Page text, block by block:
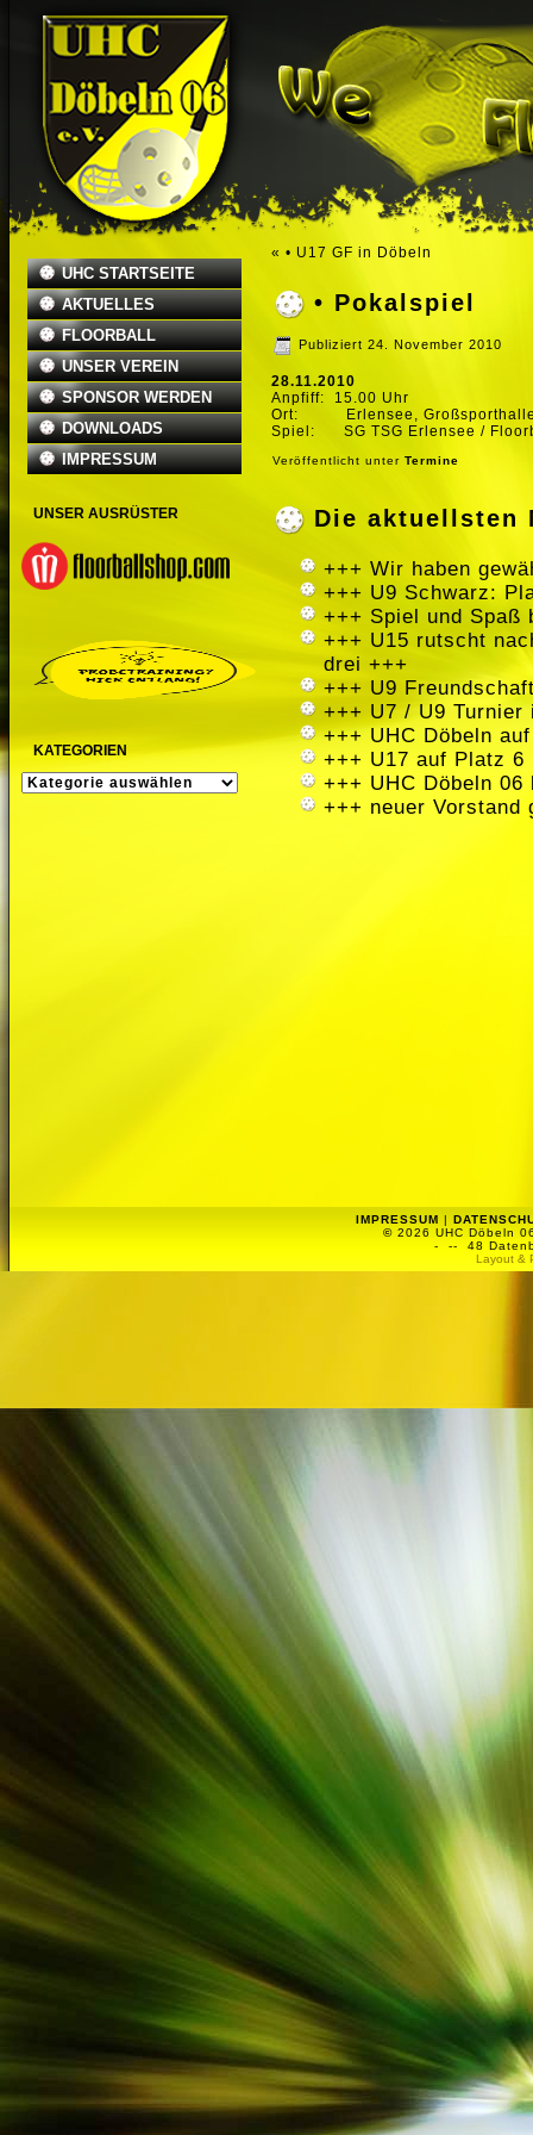
UHC STARTSEITE
AKTUELLES
FLOORBALL
UNSER VEREIN
SPONSOR WERDEN
DOWNLOADS
IMPRESSUM
UNSER AUSRÜSTER
KATEGORIEN
KATEGORIEN
« • U17 GF in Döbeln
• Pokalspiel
Publiziert 24. November 2010
28.11.2010
Anpfiff: 15.00 Uhr
Ort: Erlensee, Großsporthalle
Spiel: SG TSG Erlensee /
Veröffentlicht unter Termine
Die aktuellsten
+++ Wir haben
+++ U9 Schwarz:
+++ Spiel und Spaß
+++ U15 rutscht
drei +++
+++ U9
+++ U7 / U9 Turnier
+++ UHC Döbeln
+++ U17 auf Platz
+++ UHC Döbeln
+++ neuer Vorstand
IMPRESSUM |
© 2026 UHC Döbeln
-
-- 48
Layout &